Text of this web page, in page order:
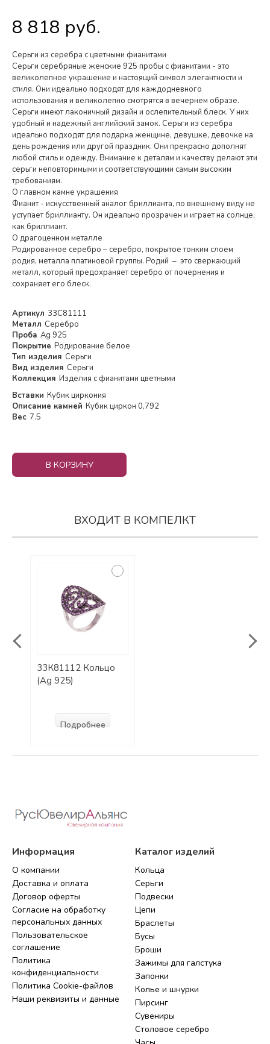
8 818 руб.
Серьги из серебра с цветными фианитами
Серьги серебряные женские 925 пробы с фианитами - это
великолепное украшение и настоящий символ элегантности и
стиля. Они идеально подходят для каждодневного
использования и великолепно смотрятся в вечернем образе.
Серьги имеют лаконичный дизайн и ослепительный блеск. У них
удобный и надежный английский замок. Серьги из серебра
идеально подходят для подарка женщине, девушке, девочке на
день рождения или другой праздник. Они прекрасно дополнят
любой стиль и одежду. Внимание к деталям и качеству делают эти
серьги неповторимыми и соответствующими самым высоким
требованиям.
О главном камне украшения
Фианит - искусственный аналог бриллианта, по внешнему виду не
уступает бриллианту. Он идеально прозрачен и играет на солнце,
как бриллиант.
О драгоценном металле
Родированное серебро – серебро, покрытое тонким слоем
родия, металла платиновой группы. Родий – это сверкающий
металл, который предохраняет серебро от почернения и
сохраняет его блеск.
Артикул 33С81111
Металл Серебро
Проба Ag 925
Покрытие Родирование белое
Тип изделия Серьги
Вид изделия Серьги
Коллекция Изделия с фианитами цветными
Вставки Кубик циркония
Описание камней Кубик циркон 0,792
Вес 7.5
В КОРЗИНУ
ВХОДИТ В КОМПЕЛКТ
33К81112 Кольцо
(Ag 925)
Подробнее
Информация
О компании
Доставка и оплата
Договор оферты
Согласие на обработку
персональных данных
Пользовательское
соглашение
Политика
конфиденциальности
Политика Cookie-файлов
Наши реквизиты и данные
Каталог изделий
Кольца
Серьги
Подвески
Цепи
Браслеты
Бусы
Броши
Зажимы для галстука
Запонки
Колье и шнурки
Пирсинг
Сувениры
Столовое серебро